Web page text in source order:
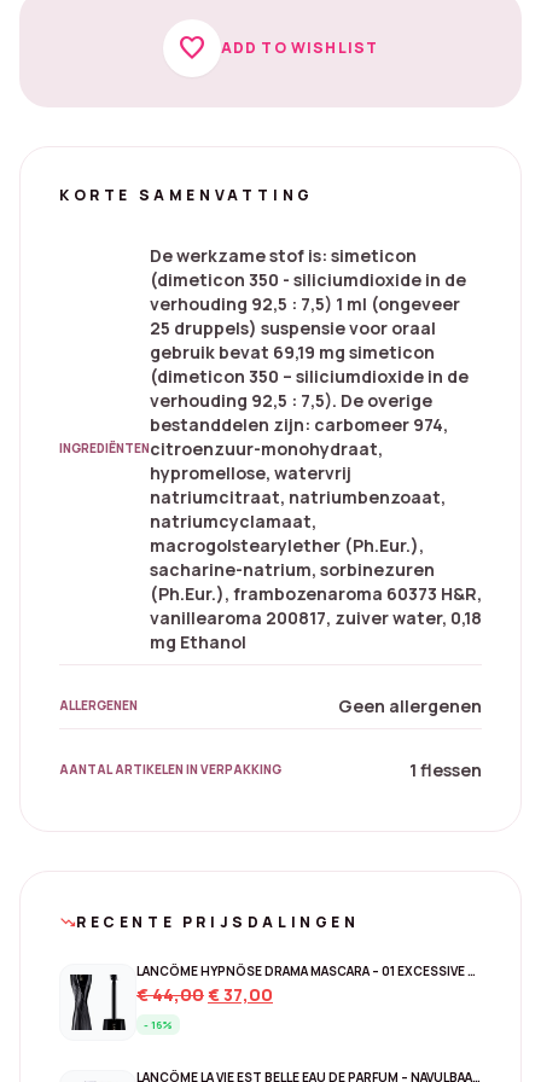
favorite ADD TO WISHLIST
KORTE SAMENVATTING
INGREDIËNTEN
De werkzame stof is: simeticon
(dimeticon 350 - siliciumdioxide in de
verhouding 92,5 : 7,5) 1 ml (ongeveer
25 druppels) suspensie voor oraal
gebruik bevat 69,19 mg simeticon
(dimeticon 350 – siliciumdioxide in de
verhouding 92,5 : 7,5). De overige
bestanddelen zijn: carbomeer 974,
citroenzuur-monohydraat,
hypromellose, watervrij
natriumcitraat, natriumbenzoaat,
natriumcyclamaat,
macrogolstearylether (Ph.Eur.),
sacharine-natrium, sorbinezuren
(Ph.Eur.), frambozenaroma 60373 H&R,
vanillearoma 200817, zuiver water, 0,18
mg Ethanol
ALLERGENEN Geen allergenen
AANTAL ARTIKELEN IN VERPAKKING 1 flessen
trending_downRECENTE PRIJSDALINGEN
LANCÔME HYPNÔSE DRAMA MASCARA – 01 EXCESSIVE BLACK
€44,00Original
€37,00
- 16%
LANCÔME LA VIE EST BELLE EAU DE PARFUM – NAVULBAAR 150 ML